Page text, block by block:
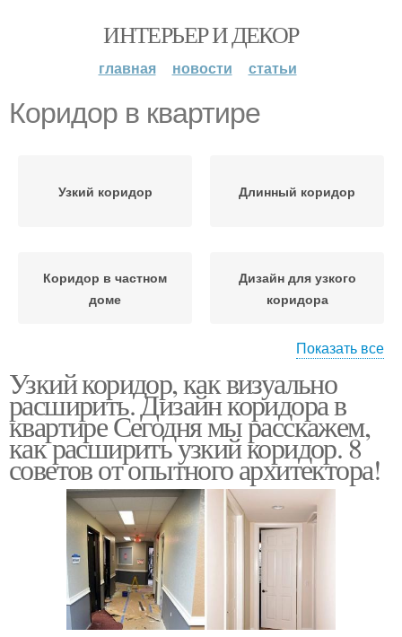
ИНТЕРЬЕР И ДЕКОР
главная новости статьи
Коридор в квартире
Узкий коридор Длинный коридор
Коридор в частном
доме
Дизайн для узкого
коридора
Коридор в панельном
доме
Прихожая в квартире
Коридор в
трехкомнатной
квартире
Прихожие для узкого
коридора
Показать все
Узкий коридор, как визуально
расширить. Дизайн коридора в
квартире Сегодня мы расскажем,
как расширить узкий коридор. 8
советов от опытного архитектора!